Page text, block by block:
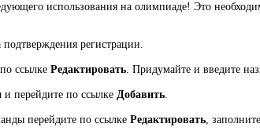
использования на олимпиаде! Это
подтверждения регистрации.
ссылке Редактировать. Придумайте и введите
и перейдите по ссылке Добавить.
перейдите по ссылке Редактировать,